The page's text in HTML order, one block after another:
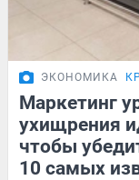
ЭКОНОМИКА
Маркетинг
ухищрения
чтобы
10 самых